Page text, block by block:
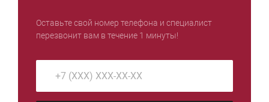
Оставьте свой номер телефона и специалист
перезвонит вам в течение 1 минуты!